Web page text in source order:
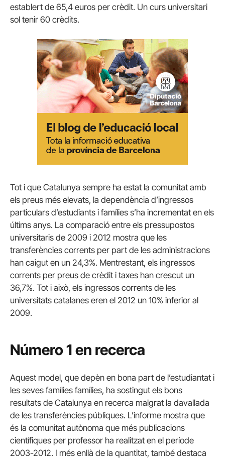
establert de 65,4 euros per crèdit. Un curs universitari
sol tenir 60 crèdits.
Tot i que Catalunya sempre ha estat la comunitat amb
els preus més elevats, la dependència d’ingressos
particulars d’estudiants i famílies s’ha incrementat en els
últims anys. La comparació entre els pressupostos
universitaris de 2009 i 2012 mostra que les
transferències corrents per part de les administracions
han caigut en un 24,3%. Mentrestant, els ingressos
corrents per preus de crèdit i taxes han crescut un
36,7%. Tot i això, els ingressos corrents de les
universitats catalanes eren el 2012 un 10% inferior al
2009.
Número 1 en recerca
Aquest model, que depèn en bona part de l’estudiantat i
les seves famílies famílies, ha sostingut els bons
resultats de Catalunya en recerca malgrat la davallada
de les transferències públiques. L’informe mostra que
és la comunitat autònoma que més publicacions
científiques per professor ha realitzat en el període
2003-2012. I més enllà de la quantitat, també destaca